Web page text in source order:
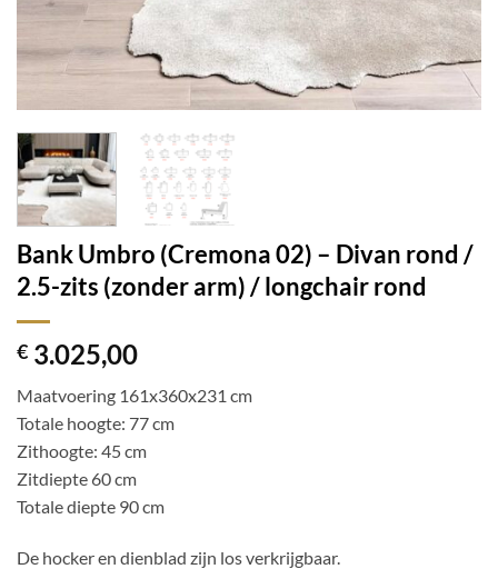
Bank Umbro (Cremona 02) – Divan rond /
2.5-zits (zonder arm) / longchair rond
€ 3.025,00
Maatvoering 161x360x231 cm
Totale hoogte: 77 cm
Zithoogte: 45 cm
Zitdiepte 60 cm
Totale diepte 90 cm
De hocker en dienblad zijn los verkrijgbaar.